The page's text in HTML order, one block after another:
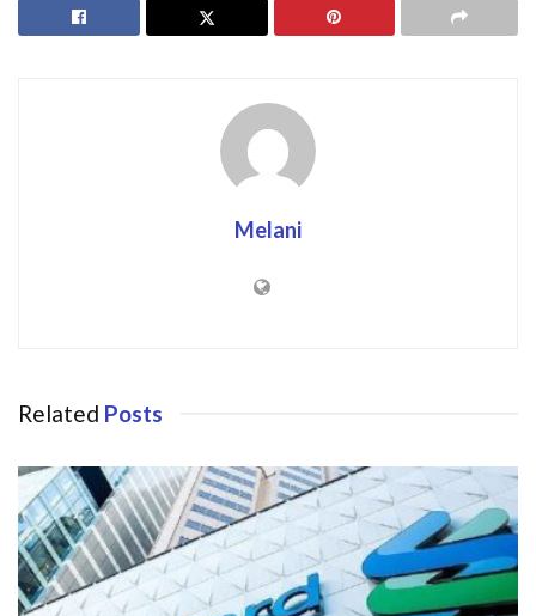
Melani
Related Posts